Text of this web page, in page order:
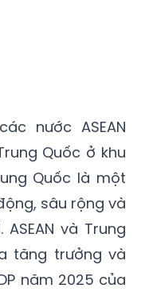
nước ASEAN
Quốc ở khu
Quốc là một
sâu rộng và
và Trung
tăng trưởng và
năm 2025 của